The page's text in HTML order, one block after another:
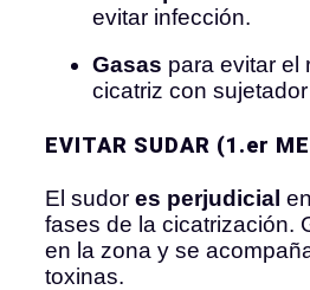
evitar infección.
Gasas para evitar el
cicatriz con
EVITAR SUDAR (1.er
El sudor es perjudicial
fases de la cicatrización.
en la zona y se
toxinas.